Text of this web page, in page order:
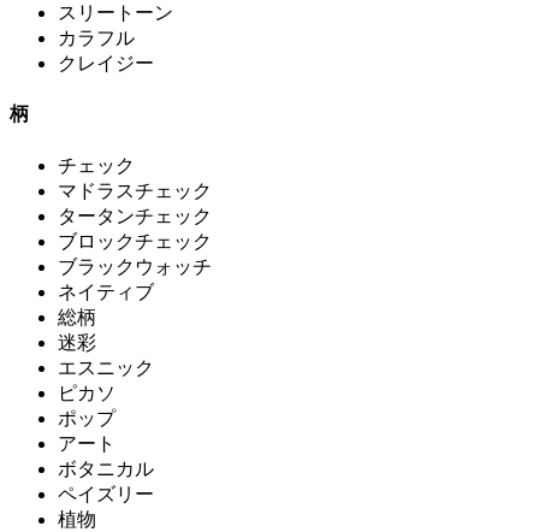
スリートーン
カラフル
クレイジー
柄
チェック
マドラスチェック
タータンチェック
ブロックチェック
ブラックウォッチ
ネイティブ
総柄
迷彩
エスニック
ピカソ
ポップ
アート
ボタニカル
ペイズリー
植物